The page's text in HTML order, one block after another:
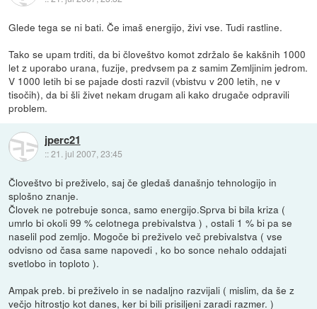
Glede tega se ni bati. Če imaš energijo, živi vse. Tudi rastline.
Tako se upam trditi, da bi človeštvo komot zdržalo še kakšnih 1000
let z uporabo urana, fuzije, predvsem pa z samim Zemljinim jedrom.
V 1000 letih bi se pajade dosti razvil (vbistvu v 200 letih, ne v
tisočih), da bi šli živet nekam drugam ali kako drugače odpravili
problem.
jperc21
::21. jul 2007, 23:45
Človeštvo bi preživelo, saj če gledaš današnjo tehnologijo in
splošno znanje.
Človek ne potrebuje sonca, samo energijo.Sprva bi bila kriza (
umrlo bi okoli 99 % celotnega prebivalstva ) , ostali 1 % bi pa se
naselil pod zemljo. Mogoče bi preživelo več prebivalstva ( vse
odvisno od časa same napovedi , ko bo sonce nehalo oddajati
svetlobo in toploto ).
Ampak preb. bi preživelo in se nadaljno razvijali ( mislim, da še z
večjo hitrostjo kot danes, ker bi bili prisiljeni zaradi razmer. )